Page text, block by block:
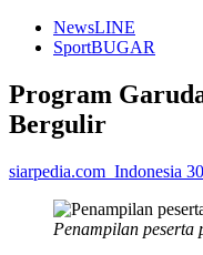
NewsLINE
SportBUGAR
Program
Bergulir
siarpedia.com_Indonesia
Penampilan peserta